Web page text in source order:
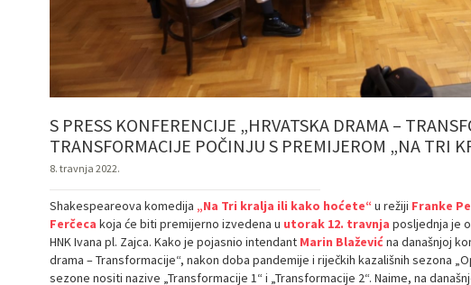
S PRESS KONFERENCIJE „HRVATSKA DRAMA –
TRANSFORMACIJE POČINJU S PREMIJEROM „NA TRI
8. travnja 2022.
Shakespeareova komedija „Na Tri kralja ili kako hoćete“ u režiji Franke
Ferčeca koja će biti premijerno izvedena u utorak 12. travnja posljednja je
HNK Ivana pl. Zajca. Kako je pojasnio intendant Marin Blaževićna današnjoj
drama – Transformacije“, nakon doba pandemije i riječkih kazališnih sezona
sezone nositi nazive „Transformacije 1“ i „Transformacije 2“. Naime, na